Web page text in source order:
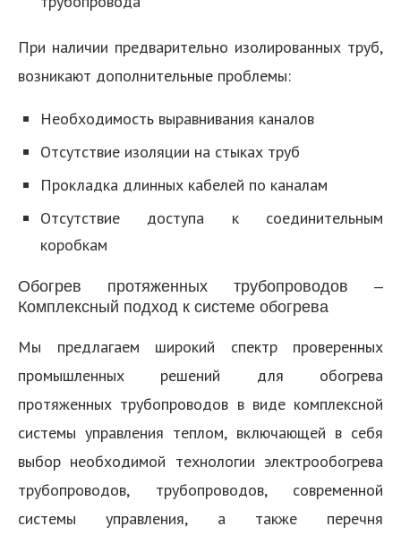
При наличии предварительно изолированных труб,
возникают дополнительные проблемы:
Необходимость выравнивания каналов
Отсутствие изоляции на стыках труб
Прокладка длинных кабелей по каналам
Отсутствие доступа к соединительным
коробкам
Обогрев протяженных трубопроводов –
Комплексный подход к системе обогрева
Мы предлагаем широкий спектр проверенных
промышленных решений для обогрева
протяженных трубопроводов в виде комплексной
системы управления теплом, включающей в себя
выбор необходимой технологии электрообогрева
трубопроводов, трубопроводов, современной
системы управления, а также перечня